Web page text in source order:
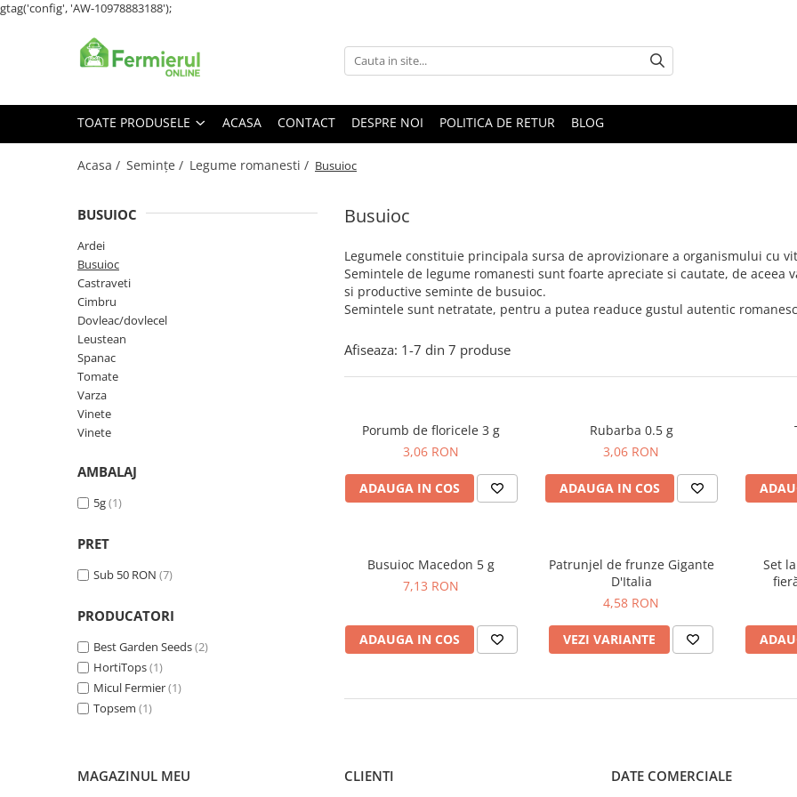
gtag('config', 'AW-10978883188');
Toate Produsele
Cultură Mare
Porumb
Floarea Soarelui
Mazare furajera
Sfecla furajera
Flori și Plante Ornamentale
Condurul doamnei
Creasta cocosului
Gura leului
Amestec Japonez
TOATE PRODUSELE ACASA CONTACT DESPRE NOI POLITICA DE RETUR BLOG
Acasa / Semințe / Legume romanesti / Busuioc
Busuioc
Legumele constituie principala sursa de aprovizionare a organismului cu
Semintele de legume romanesti sunt foarte apreciate si cautate, de
si productive seminte de busuioc.
Semintele sunt netratate, pentru a putea readuce gustul autentic
BUSUIOC
Ardei
Busuioc
Castraveti
Cimbru
Dovleac/dovlecel
Leustean
Spanac
Tomate
Varza
Vinete
Vinete
AMBALAJ
5g(1)
PRET
Sub 50 RON (7)
PRODUCATORI
Best Garden Seeds(2)
HortiTops(1)
Micul Fermier(1)
Topsem (1)
Afiseaza: 1-7 din 7 produse
Porumb de floricele 3 g
3,06 RON
ADAUGA IN COS
Rubarba 0.5 g
3,06 RON
ADAUGA IN COS
Busuioc Macedon 5 g
7,13 RON
ADAUGA IN COS
Patrunjel de frunze Gigante
D'Italia
4,58 RON
VEZI VARIANTE
Set
MAGAZINUL MEU CLIENTI DATE COMERCIALE